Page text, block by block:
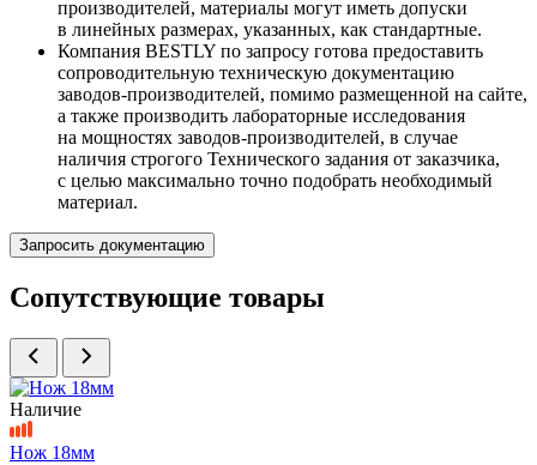
производителей, материалы могут иметь допуски
в линейных размерах, указанных, как стандартные.
Компания BESTLY по запросу готова предоставить
сопроводительную техническую документацию
заводов-производителей, помимо размещенной на сайте,
а также производить лабораторные исследования
на мощностях заводов-производителей, в случае
наличия строгого Технического задания от заказчика,
с целью максимально точно подобрать необходимый
материал.
Запросить документацию
Сопутствующие товары
Наличие
Нож 18мм